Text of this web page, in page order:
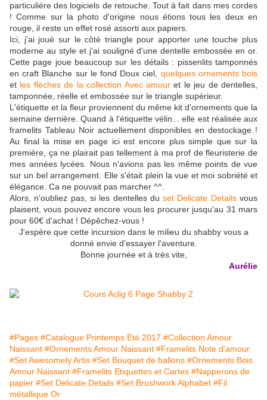
particulière des logiciels de retouche. Tout à fait dans mes cordes
! Comme sur la photo d'origine nous étions tous les deux en
rouge, il reste un effet rosé assorti aux papiers.
Ici, j'ai joué sur le côté triangle pour apporter une touche plus
moderne au style et j'ai souligné d'une dentelle embossée en or.
Cette page joue beaucoup sur les détails : pissenlits tamponnés
en craft Blanche sur le fond Doux ciel, quelques ornements bois
et les flèches de la collection Avec amouret le jeu de dentelles,
tamponnée, réelle et embossée sur le triangle supérieur.
L'étiquette et la fleur proviennent du même kit d'ornements que la
semaine dernière. Quand à l'étiquette vélin... elle est réalisée aux
framelits Tableau Noir actuellement disponibles en destockage !
Au final la mise en page ici est encore plus simple que sur la
première, ça ne plairait pas tellement à ma prof de fleuristerie de
mes années lycées. Nous n'avions pas les même points de vue
sur un bel arrangement. Elle s'était plein la vue et moi sobriété et
élégance. Ca ne pouvait pas marcher ^^.
Alors, n'oubliez pas, si les dentelles duset Delicate Detailsvous
plaisent, vous pouvez encore vous les procurer jusqu'au 31 mars
pour 60€ d'achat ! Dépêchez-vous !
J'espère que cette incursion dans le milieu du shabby vous a
donné envie d'essayer l'aventure.
Bonne journée et à très vite,
Aurélie
#Pages #Catalogue Printemps Eté 2017 #Collection Amour
Naissant #Ornements Amour Naissant #Framelits Note d'amour
#Set Awesomely Artis #Set Bouquet de ballons #Ornements Bois
Amour Naissant #Framelits Etiquettes et Cartes #Napperons de
papier #Set Delicate Details #Set Brushwork Alphabet #Fil
métallique Or